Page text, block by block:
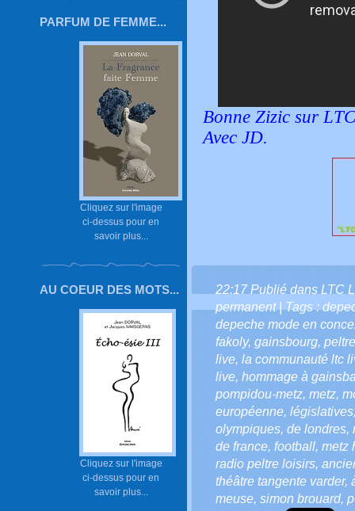
PARFUM DE FEMME...
Cliquez sur l'image
ci-dessus pour en
savoir plus...
AU COEUR DES MOTS...
Cliquez sur l'image
ci-dessus pour en
savoir plus...
Bonne Zizic sur
Avec JD.
22:17 Publié dans LTC
permanent| Tags :
depeche mode en
fakoly, gainsbourg, peltre
live, la communauté ltc
live, hommage à
pompidou-metz, metz,
européenne, législatives
olympiques, de londres,
de france, football, metz
radio peltre loisirs,
théâtre tangente varder,
meuse, simon brouard,